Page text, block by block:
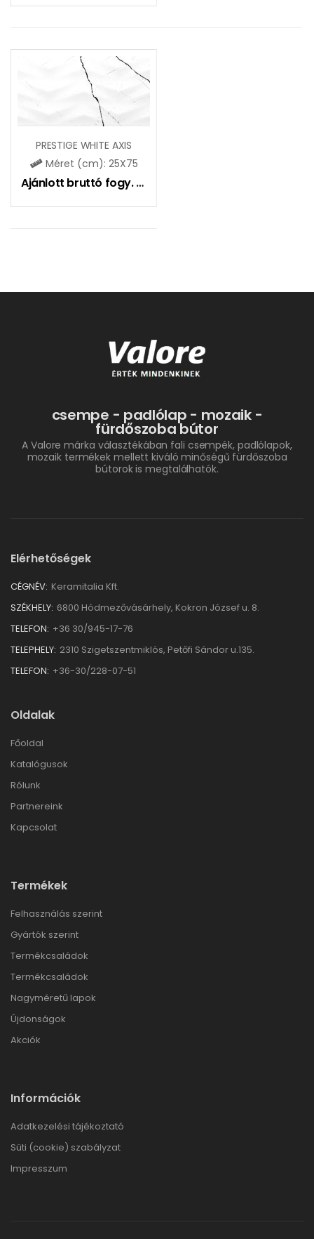
PRESTIGE WHITE AXIS
Méret (cm): 25X75
Ajánlott bruttó fogy. ár:
csempe - padlólap - mozaik -
fürdőszoba bútor
A Valore márka választékában fali csempék, padlólapok,
mozaik termékek mellett kiváló minőségű fürdőszoba
bútorok is megtalálhatók.
Elérhetőségek
CÉGNÉV: Keramitalia Kft.
SZÉKHELY: 6800 Hódmezővásárhely, Kokron József u. 8.
TELEFON: +36 30/945-17-76
TELEPHELY: 2310 Szigetszentmiklós, Petőfi Sándor u.135.
TELEFON: +36-30/228-07-51
Oldalak
Főoldal
Katalógusok
Rólunk
Partnereink
Kapcsolat
Termékek
Felhasználás szerint
Gyártók szerint
Termékcsaládok
Termékcsaládok
Nagyméretű lapok
Újdonságok
Akciók
Információk
Adatkezelési tájékoztató
Süti (cookie) szabályzat
Impresszum